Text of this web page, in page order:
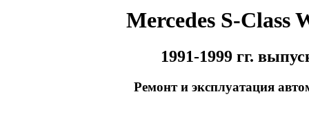
Mercedes S-Class
1991-1999 гг.
Ремонт и эксплуатация